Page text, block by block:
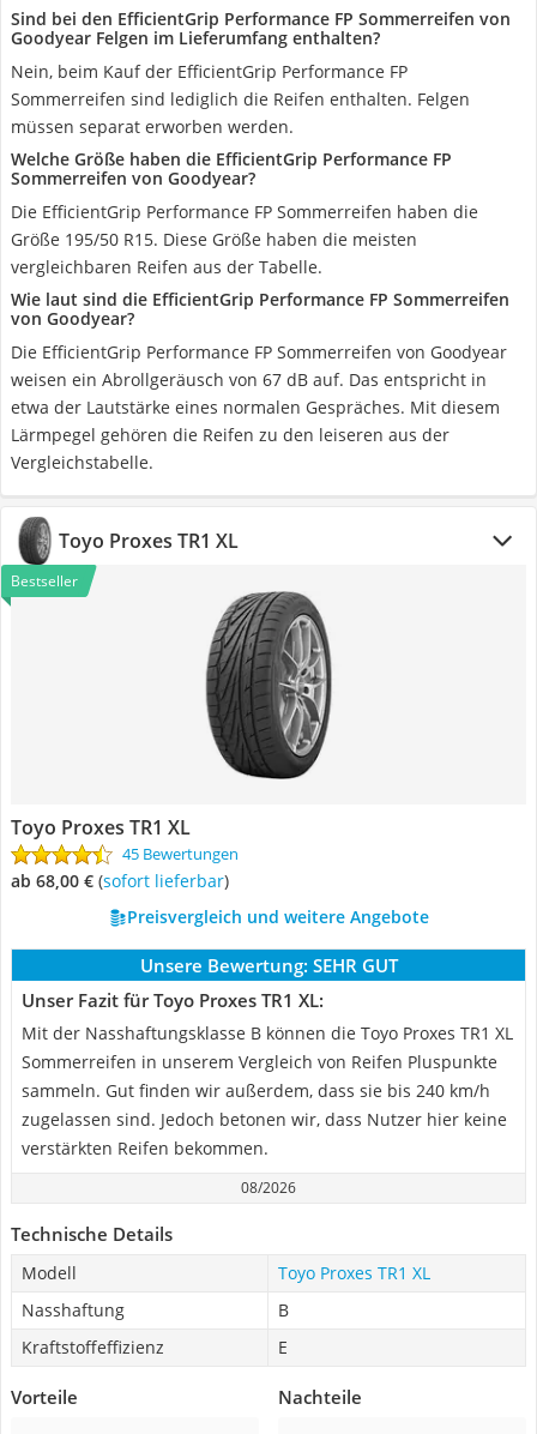
Sind bei den EfficientGrip Performance FP Sommerreifen von
Goodyear Felgen im Lieferumfang enthalten?
Nein, beim Kauf der EfficientGrip Performance FP
Sommerreifen sind lediglich die Reifen enthalten. Felgen
müssen separat erworben werden.
Welche Größe haben die EfficientGrip Performance FP
Sommerreifen von Goodyear?
Die EfficientGrip Performance FP Sommerreifen haben die
Größe 195/50 R15. Diese Größe haben die meisten
vergleichbaren Reifen aus der Tabelle.
Wie laut sind die EfficientGrip Performance FP Sommerreifen
von Goodyear?
Die EfficientGrip Performance FP Sommerreifen von Goodyear
weisen ein Abrollgeräusch von 67 dB auf. Das entspricht in
etwa der Lautstärke eines normalen Gespräches. Mit diesem
Lärmpegel gehören die Reifen zu den leiseren aus der
Vergleichstabelle.
Toyo Proxes TR1 XL
Bestseller
Toyo Proxes TR1 XL
45 Bewertungen
ab 68,00 € ( Sofort lieferbar)
Preisvergleich und weitere Angebote
Unsere Bewertung: SEHR GUT
Unser Fazit für Toyo Proxes TR1 XL:
Mit der Nasshaftungsklasse B können die Toyo Proxes TR1 XL
Sommerreifen in unserem Vergleich von Reifen Pluspunkte
sammeln. Gut finden wir außerdem, dass sie bis 240 km/h
zugelassen sind. Jedoch betonen wir, dass Nutzer hier keine
verstärkten Reifen bekommen.
08/2026
Technische Details
Modell
Toyo Proxes TR1 XL
Nasshaftung
B
Kraftstoffeffizienz
E
Vorteile Nachteile